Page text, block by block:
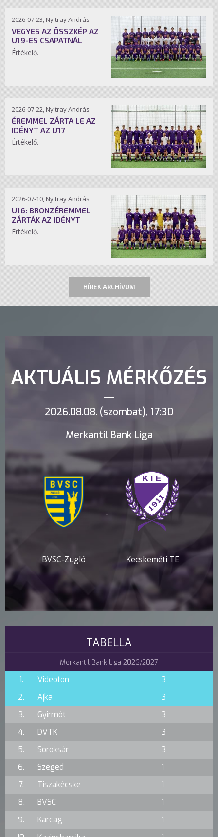
2026-07-23, Nyitray András
VEGYES AZ ÖSSZKÉP AZ
U19-ES CSAPATNÁL
Értékelő.
2026-07-22, Nyitray András
ÉREMMEL ZÁRTA LE AZ
IDÉNYT AZ U17
Értékelő.
2026-07-10, Nyitray András
U16: BRONZÉREMMEL
ZÁRTÁK AZ IDÉNYT
Értékelő.
HÍREK ARCHÍVUM
AKTUÁLIS MÉRKŐZÉS
2026.08.08. (szombat), 17:30
Merkantil Bank Liga
BVSC-Zugló
-
Kecskeméti TE
TABELLA
Merkantil Bank Liga 2026/2027
1. Videoton
3
2.
Ajka
3
3.
Gyirmót
3
4.
DVTK
3
5.
Soroksár
3
6.
Szeged
1
7.
Tiszakécske
1
8.
BVSC
1
9.
Karcag
1